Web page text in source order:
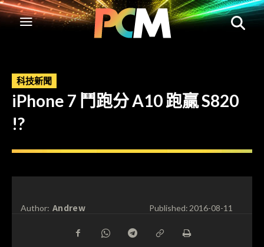
科技新聞
iPhone 7 鬥跑分 A10 跑贏 S820
!?
Author: Andrew Published:2016-08-11